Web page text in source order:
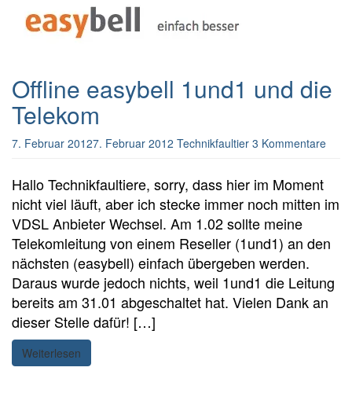
Offline easybell 1und1 und die
Telekom
7. Februar 20127. Februar 2012 Technikfaultier 3 Kommentare
Hallo Technikfaultiere, sorry, dass hier im Moment
nicht viel läuft, aber ich stecke immer noch mitten im
VDSL Anbieter Wechsel. Am 1.02 sollte meine
Telekomleitung von einem Reseller (1und1) an den
nächsten (easybell) einfach übergeben werden.
Daraus wurde jedoch nichts, weil 1und1 die Leitung
bereits am 31.01 abgeschaltet hat. Vielen Dank an
dieser Stelle dafür! […]
Weiterlesen